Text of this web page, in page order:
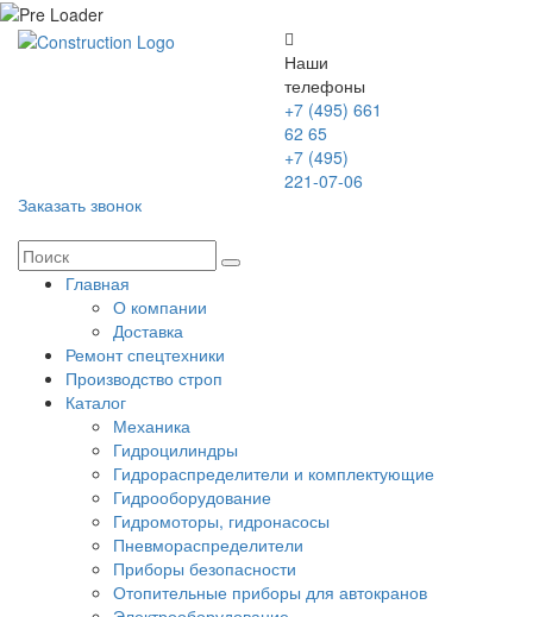
Наши
телефоны
+7 (495) 661
62 65
+7 (495)
221-07-06
Заказать звонок
Главная
О компании
Доставка
Ремонт спецтехники
Производство строп
Каталог
Механика
Гидроцилиндры
Гидрораспределители и комплектующие
Гидрооборудование
Гидромоторы, гидронасосы
Пневмораспределители
Приборы безопасности
Отопительные приборы для автокранов